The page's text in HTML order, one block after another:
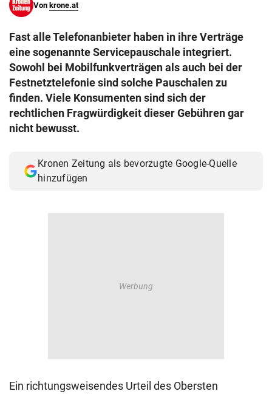
search
eingeben
Muthgasse 2, 1190 Wien
Von krone.at
Fast alle Telefonanbieter haben in ihre Verträge
eine sogenannte Servicepauschale integriert.
Sowohl bei Mobilfunkverträgen als auch bei der
Festnetztelefonie sind solche Pauschalen zu
finden. Viele Konsumenten sind sich der
rechtlichen Fragwürdigkeit dieser Gebühren gar
nicht bewusst.
Kronen Zeitung als bevorzugte Google-Quelle
hinzufügen
Ein richtungsweisendes Urteil des Obersten